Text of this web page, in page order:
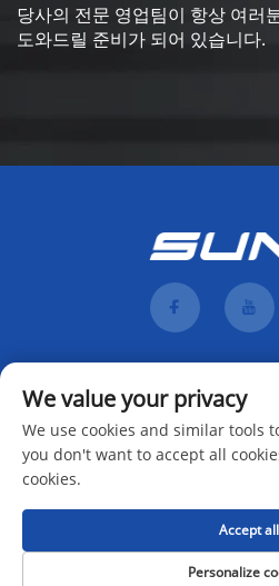
당사의 전문 영업팀이 항상 여러
도와드릴 준비가 되어 있습니다.
Copyright © 2025 Hunan Mengji
인정보 처리방
We value your privacy
We use cookies and similar tools
you don't want to accept all
cookies.
Personalize
Accept all